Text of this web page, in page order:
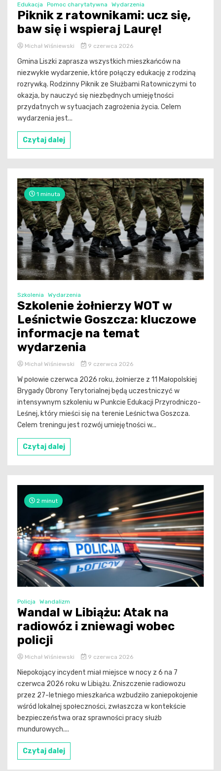
Edukacja Pomoc charytatywna Wydarzenia
Piknik z ratownikami: ucz się,
baw się i wspieraj Laurę!
Michał Wiśniewski 9 czerwca 2026
Gmina Liszki zaprasza wszystkich mieszkańców na
niezwykłe wydarzenie, które połączy edukację z rodziną
rozrywką. Rodzinny Piknik ze Służbami Ratowniczymi to
okazja, by nauczyć się niezbędnych umiejętności
przydatnych w sytuacjach zagrożenia życia. Celem
wydarzenia jest...
Czytaj dalej
1 minuta
Szkolenia Wydarzenia
Szkolenie żołnierzy WOT w
Leśnictwie Goszcza: kluczowe
informacje na temat
wydarzenia
Michał Wiśniewski 9 czerwca 2026
W połowie czerwca 2026 roku, żołnierze z 11 Małopolskiej
Brygady Obrony Terytorialnej będą uczestniczyć w
intensywnym szkoleniu w Punkcie Edukacji Przyrodniczo-
Leśnej, który mieści się na terenie Leśnictwa Goszcza.
Celem treningu jest rozwój umiejętności w...
Czytaj dalej
2 minut
Policja Wandalizm
Wandal w Libiążu: Atak na
radiowóz i zniewagi wobec
policji
Michał Wiśniewski 9 czerwca 2026
Niepokojący incydent miał miejsce w nocy z 6 na 7
czerwca 2026 roku w Libiążu. Zniszczenie radiowozu
przez 27-letniego mieszkańca wzbudziło zaniepokojenie
wśród lokalnej społeczności, zwłaszcza w kontekście
bezpieczeństwa oraz sprawności pracy służb
mundurowych....
Czytaj dalej